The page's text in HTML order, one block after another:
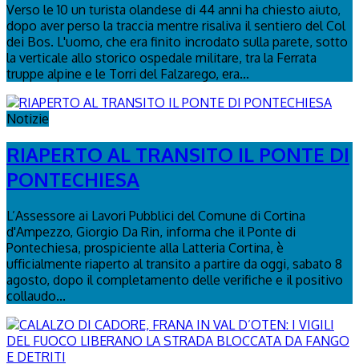
Verso le 10 un turista olandese di 44 anni ha chiesto aiuto,
dopo aver perso la traccia mentre risaliva il sentiero del Col
dei Bos. L'uomo, che era finito incrodato sulla parete, sotto
la verticale allo storico ospedale militare, tra la Ferrata
truppe alpine e le Torri del Falzarego, era...
Notizie
RIAPERTO AL TRANSITO IL PONTE DI
PONTECHIESA
L’Assessore ai Lavori Pubblici del Comune di Cortina
d'Ampezzo, Giorgio Da Rin, informa che il Ponte di
Pontechiesa, prospiciente alla Latteria Cortina, è
ufficialmente riaperto al transito a partire da oggi, sabato 8
agosto, dopo il completamento delle verifiche e il positivo
collaudo...